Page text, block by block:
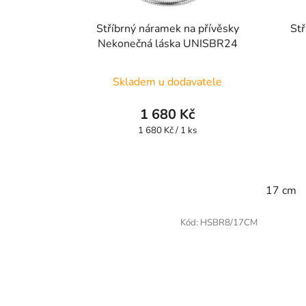
Stříbrný náramek na přívěsky
Nekonečná láska UNISBR24
Skladem u dodavatele
1 680 Kč
Měrná
1 680 Kč / 1 ks
17 cm
Kód: HSBR8/17CM